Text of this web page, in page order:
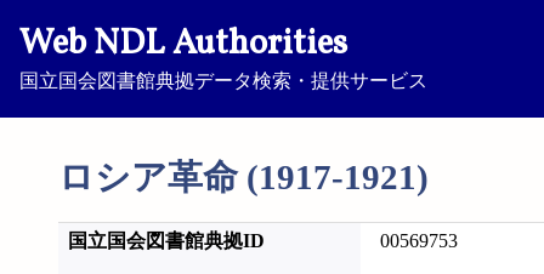
Web NDL Authorities
国立国会図書館典拠データ検索・提供サービス
ロシア革命 (1917-1921)
国立国会図書館典拠ID 00569753